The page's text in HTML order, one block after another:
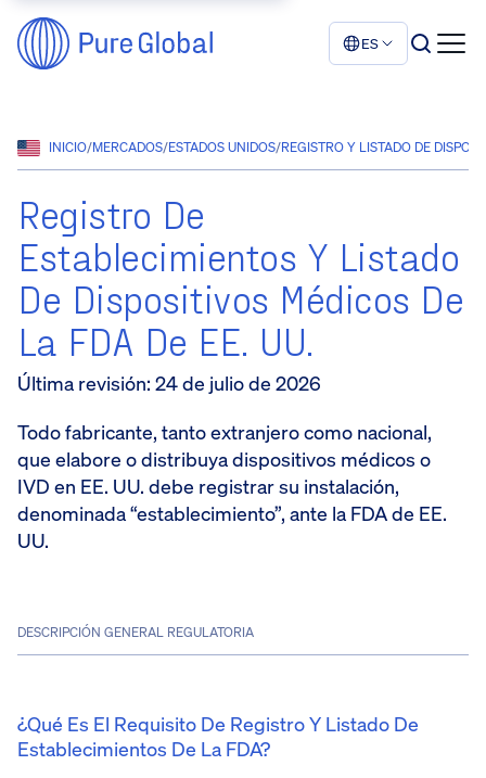
ES
INICIO/MERCADOS/ESTADOS UNIDOS/REGISTRO Y LISTADO DE
Registro De
Establecimientos Y Listado
De Dispositivos Médicos De
La FDA De EE. UU.
Última revisión: 24 de julio de 2026
Todo fabricante, tanto extranjero como nacional,
que elabore o distribuya dispositivos médicos o
IVD en EE. UU. debe registrar su instalación,
denominada “establecimiento”, ante la FDA de EE.
UU.
DESCRIPCIÓN GENERAL REGULATORIA
¿Qué Es El Requisito De Registro Y Listado De
Establecimientos De La FDA?